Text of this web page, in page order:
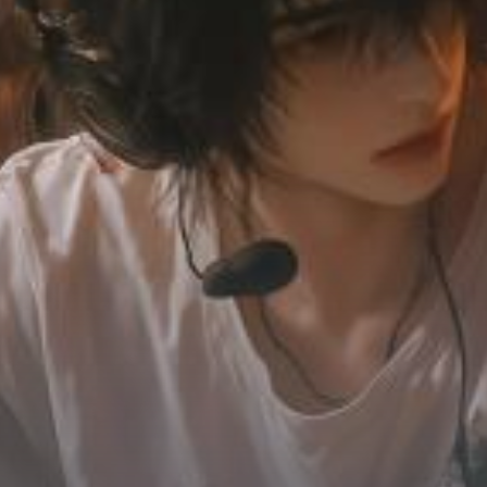
Chữa Lành
Trả Thù
Gia Đình
Hài Hước
Trọng Sinh
Hào Môn Thế Gia
Sảng Văn
Tiểu Thuyết